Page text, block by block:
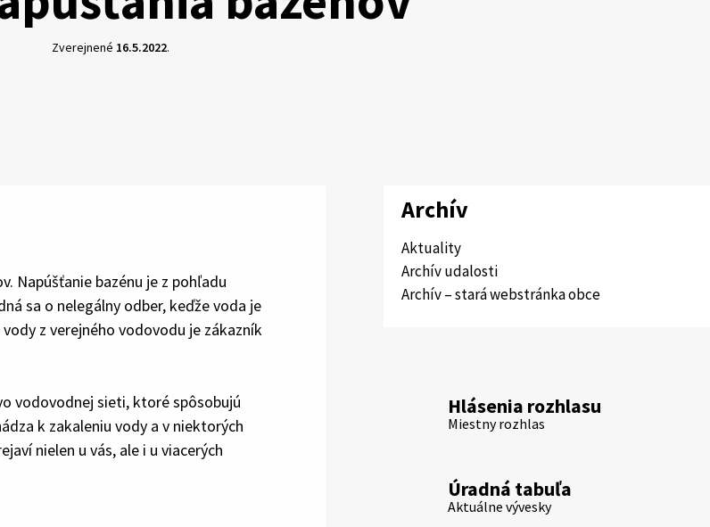
Zverejnené 16.5.2022.
Napúšťanie bazénu je z pohľadu
sa o nelegálny odber, keďže voda je
z verejného vodovodu je zákazník
vodovodnej sieti, ktoré spôsobujú
k zakaleniu vody a v niektorých
nielen u vás, ale i u viacerých
Archív
Aktuality
Archív udalosti
Archív – stará webstránka obce
Hlásenia rozhlasu
Miestny rozhlas
Úradná tabuľa
Aktuálne vývesky